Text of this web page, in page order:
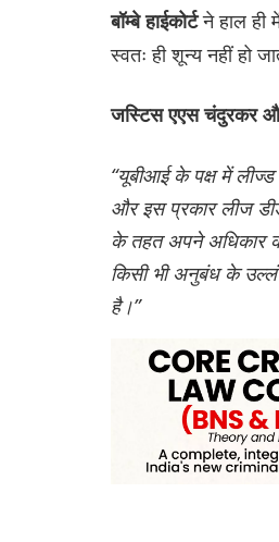
बॉम्बे हाईकोर्टने हाल
स्वतः ही शून्य नहीं हो
जस्टिस एएस चंदुरकर
“यूबीआई के पक्ष में लीज्ड
और इस प्रकार लीज
के तहत अपने अधिकार
किसी भी अनुबंध के
है।”